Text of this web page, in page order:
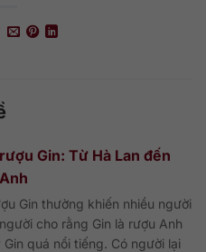
Gin: Từ Hà Lan đến
Gin thường khiến nhiều người
cho rằng Gin là rượu Anh
Gin quá nổi tiếng. Có người lại